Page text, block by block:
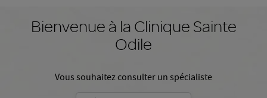
contenuBienvenue à la Clinique Sainte
Odile
Vous souhaitez consulter un spécialiste